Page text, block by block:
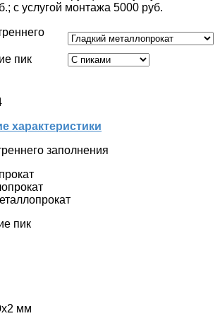
c услугой монтажа 5000 руб.
пик
характеристики
заполнения
пик
мм